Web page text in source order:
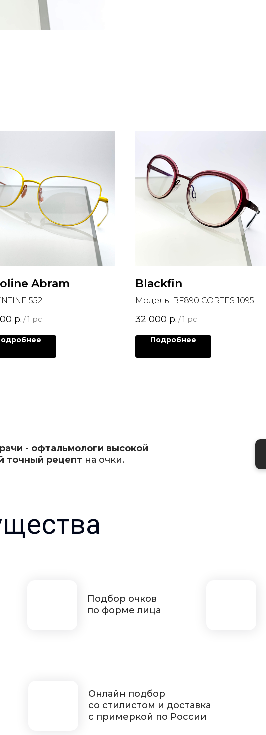
Abram
552
р. /1 pc
Blackfin
Модель: BF890 CORTES 1095
32 000 р. /1 pc
Подробнее
- офтальмологи высокой
точный рецепт на очки.
Подбор очков
по форме лица
Онлайн подбор
со стилистом и доставка
с примеркой по России